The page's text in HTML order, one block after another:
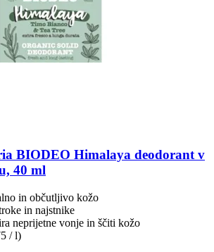
BIODEO Himalaya deodorant v
40 ml
in občutljivo kožo
in najstnike
neprijetne vonje in ščiti kožo
/ l)